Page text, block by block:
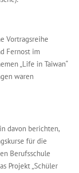
Vortragsreihe
Fernost im
„Life in Taiwan“
waren
davon berichten,
für die
Berufsschule
Projekt „Schüler